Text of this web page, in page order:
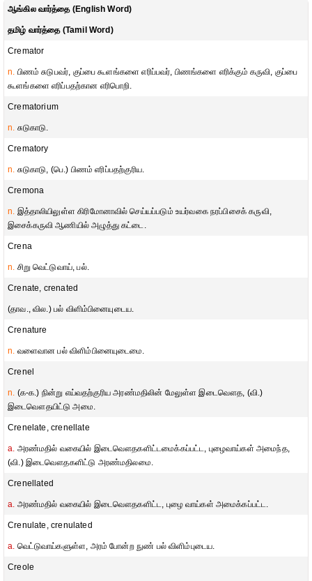
ஆங்கில வார்த்தை (English Word)
தமிழ் வார்த்தை (Tamil Word)
Cremator
n. பிணம் சுடுபவர், குப்பை கூளங்களை எரிப்பவர், பிணங்களை எரிக்கும் கருவி, குப்பை
கூளங்களை எரிப்பதற்கான எரிபொறி.
Crematorium
n. சுடுகாடு.
Crematory
n. சுடுகாடு, (பெ.) பிணம் எரிப்பதற்குரிய.
Cremona
n. இத்தாலியிலுள்ள கிரிமோனாவில் செய்யப்படும் உயர்வகை நரப்பிசைக் கருவி,
இசைக்கருவி ஆணியில் அழுத்து கட்டை.
Crena
n. சிறு வெட்டுவாய், பல்.
Crenate, crenated
(தாவ., வில.) பல் விளிம்பினையுடைய.
Crenature
n. வளைவான பல் விளிம்பினையுடைமை.
Crenel
n. (க-க.) நின்று எய்வதற்குரிய அரண்மதிலின் மேலுள்ள இடைவௌத, (வி.)
இடைவௌதயிட்டு அமை.
Crenelate, crenellate
a. அரண்மதில் வகையில் இடைவௌதகளிட்டமைக்கப்பட்ட, புழைவாய்கள் அமைந்த,
(வி.) இடைவௌதகளிட்டு அரண்மதிலமை.
Crenellated
a. அரண்மதில் வகையில் இடைவௌதகளிட்ட, புழை வாய்கள் அமைக்கப்பட்ட.
Crenulate, crenulated
a. வெட்டுவாய்களுள்ள, அரம் போன்ற நுண் பல் விளிம்புடைய.
Creole